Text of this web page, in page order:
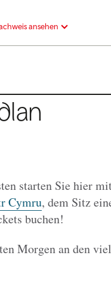
ansehen
starten Sie hier
Cymru, dem Sitz
buchen!
Morgen an den